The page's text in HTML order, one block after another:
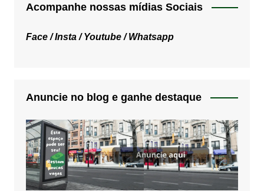
Acompanhe nossas mídias Sociais
Face /Insta /Youtube /Whatsapp
Anuncie no blog e ganhe destaque